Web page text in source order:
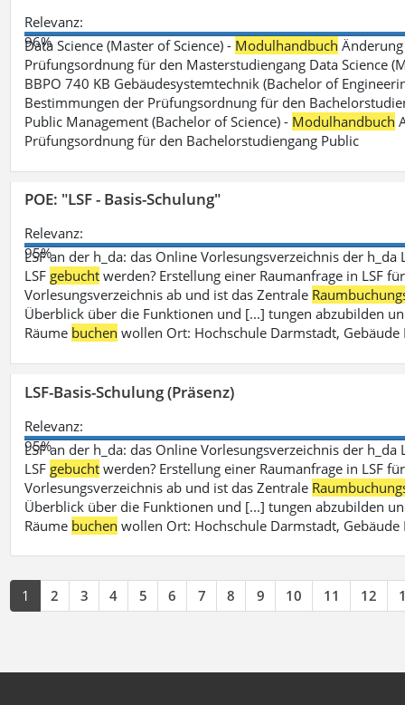
Relevanz:
96%
Data Science (Master of Science) - Modulhandbuch
Prüfungsordnung für den Masterstudiengang Data Science
BBPO 740 KB Gebäudesystemtechnik (Bachelor of
Bestimmungen der Prüfungsordnung für den
Public Management (Bachelor of Science) - Modulhandbuch
Prüfungsordnung für den Bachelorstudiengang Public
POE: "LSF - Basis-Schulung"
Relevanz:
95%
LSF an der h_da: das Online Vorlesungsverzeichnis der h_da
LSF gebucht werden? Erstellung einer Raumanfrage in LSF
Vorlesungsverzeichnis ab und ist das Zentrale
Überblick über die Funktionen und [...] tungen abzubilden
Räume buchen wollen Ort: Hochschule Darmstadt,
LSF-Basis-Schulung (Präsenz)
Relevanz:
95%
LSF an der h_da: das Online Vorlesungsverzeichnis der h_da
LSF gebucht werden? Erstellung einer Raumanfrage in LSF
Vorlesungsverzeichnis ab und ist das Zentrale
Überblick über die Funktionen und [...] tungen abzubilden
Räume buchen wollen Ort: Hochschule Darmstadt,
1 2 3 4 5 6 7 8 9 10 11 12